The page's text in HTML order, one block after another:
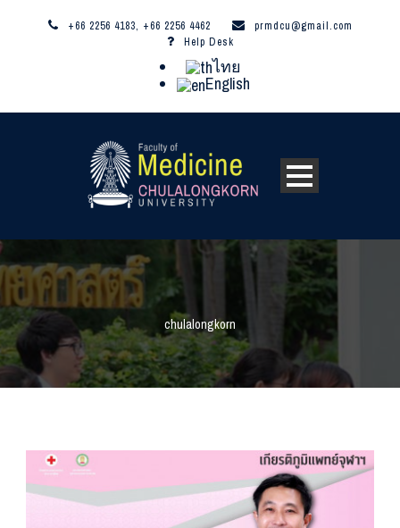
+66 2256 4183, +66 2256 4462
prmdcu@gmail.com
Help Desk
ไทย
English
chulalongkorn